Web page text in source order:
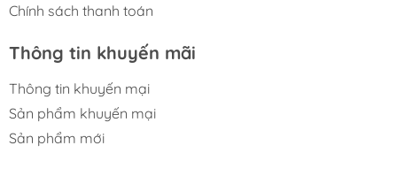
Chính sách thanh toán
Thông tin khuyến mãi
Thông tin khuyến mại
Sản phẩm khuyến mại
Sản phẩm mới